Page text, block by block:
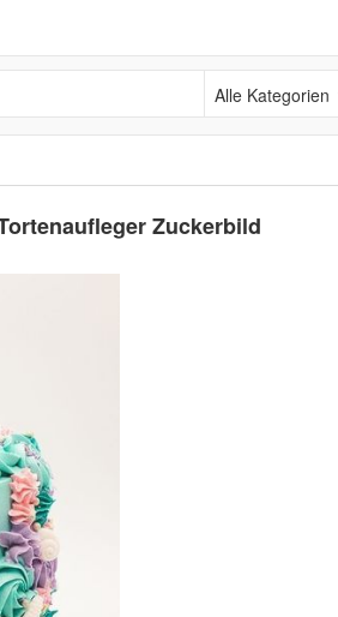
Alle Kategorien
Zuckerbild